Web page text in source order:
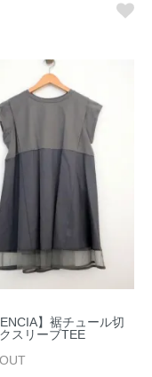
】裾チュール切
スリーブTEE